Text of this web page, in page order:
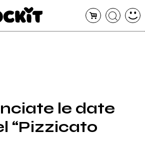
le date
“Pizzicato